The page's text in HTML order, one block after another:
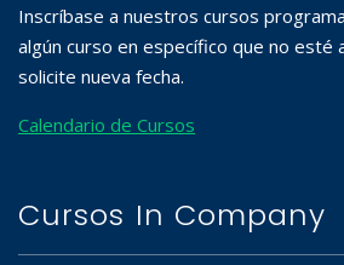
Inscríbase a nuestros cursos
algún curso en específico que no esté
solicite nueva fecha.
Calendario de Cursos
Cursos In Company